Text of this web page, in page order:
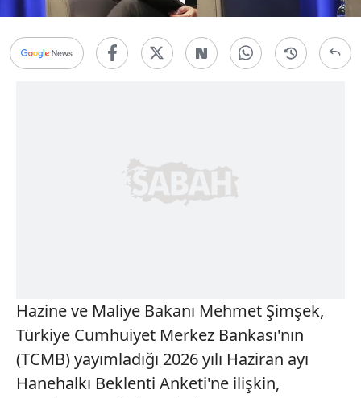
Hazine ve Maliye Bakanı Mehmet Şimşek,
Türkiye Cumhuiyet Merkez Bankası'nın
(TCMB) yayımladığı 2026 yılı Haziran ayı
Hanehalkı Beklenti Anketi'ne ilişkin,